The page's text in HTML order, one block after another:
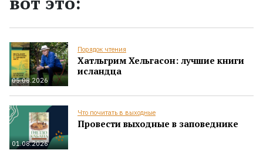
05.08.2026
Порядок чтения
Хатльгрим Хельгасон: лучшие книги
исландца
01.08.2026
Что почитать в выходные
Провести выходные в заповеднике